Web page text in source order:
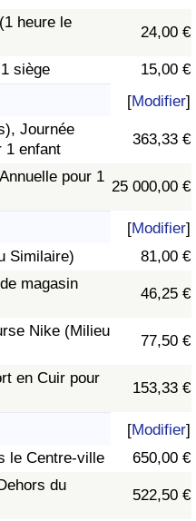
heure le
24,00 €
siège 15,00 €
[Modifier]
Journée
1 enfant
363,33 €
pour 1
25 000,00 €
[Modifier]
Similaire)
81,00 €
magasin
46,25 €
Nike (Milieu
77,50 €
en Cuir pour
153,33 €
[Modifier]
le Centre-ville
650,00 €
du
522,50 €